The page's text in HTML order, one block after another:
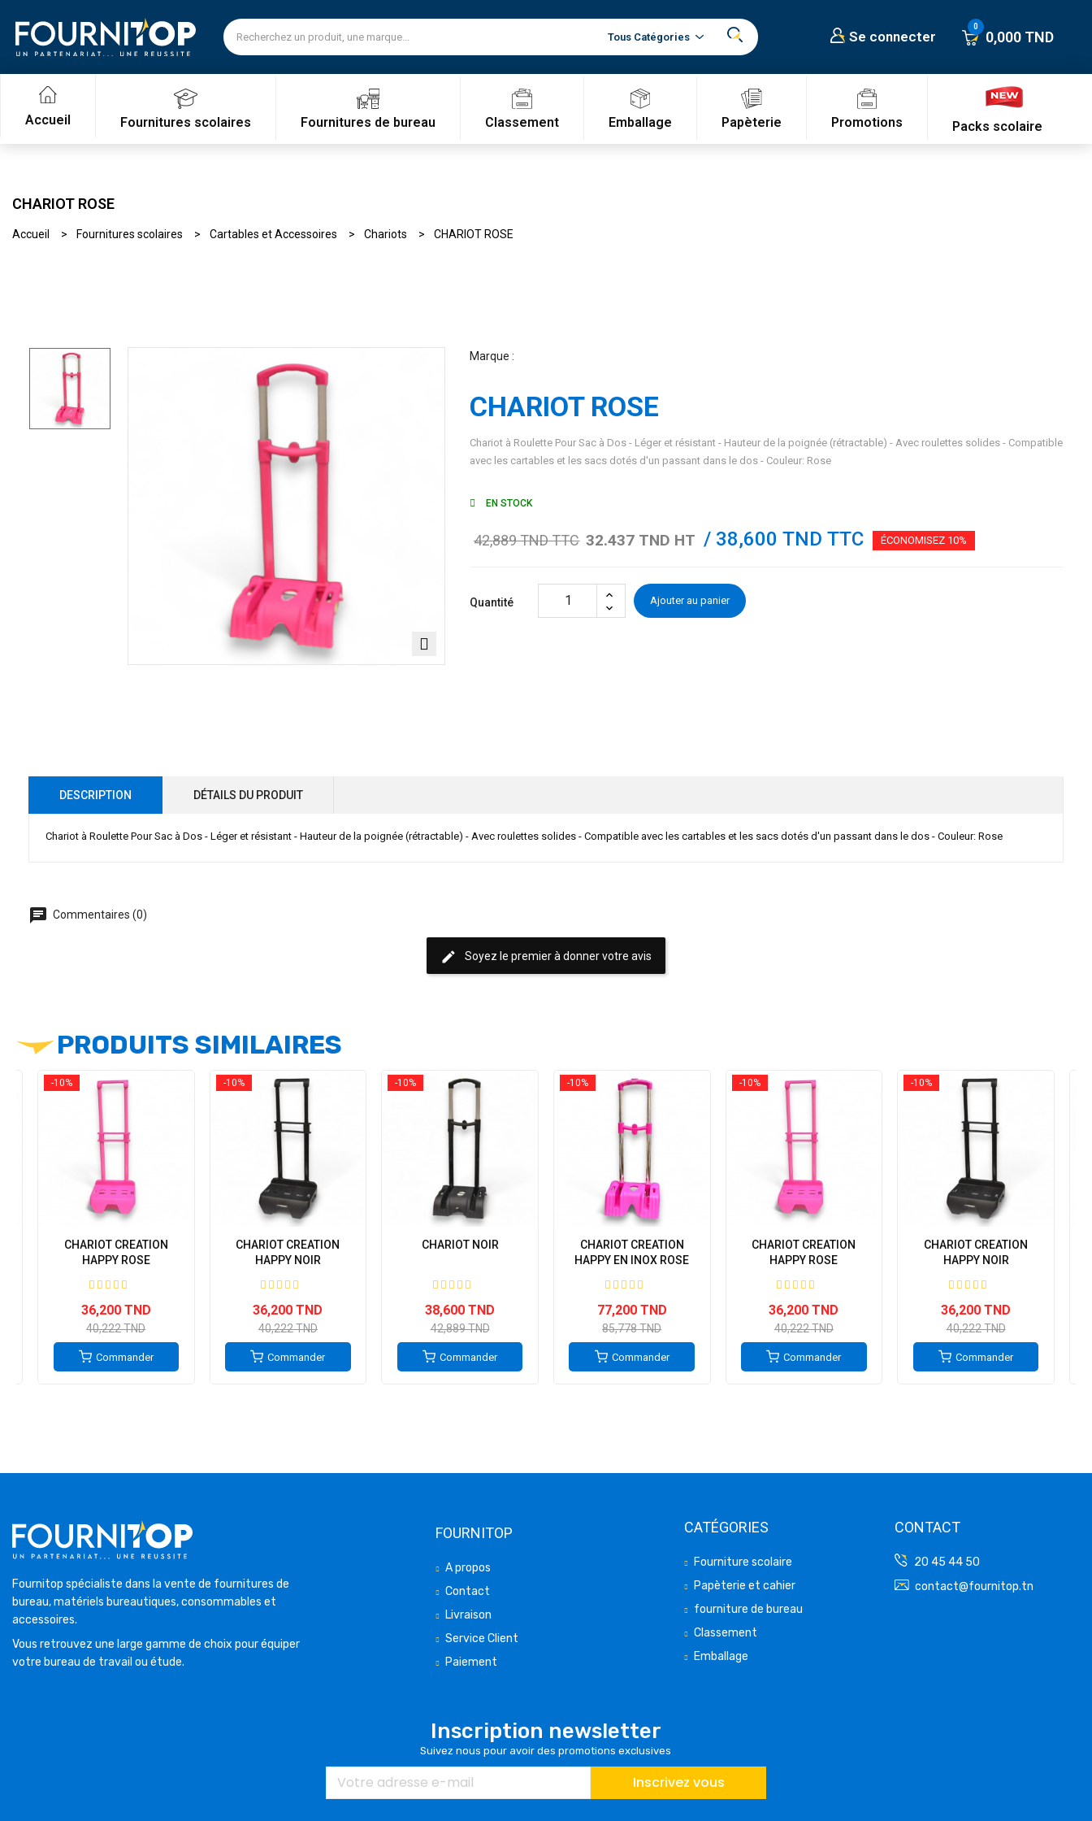
Se connecter 0,000 TND
Accueil Fournitures scolaires Fournitures de bureau Classement Emballage Papèterie Promotions Packs scolaire
CHARIOT ROSE
Accueil Fournitures scolaires Cartables et Accessoires Chariots CHARIOT ROSE
Marque :
CHARIOT ROSE
Chariot à Roulette Pour Sac à Dos - Léger et résistant - Hauteur de la poignée (rétractable) - Avec roulettes solides - Compatible
avec les cartables et les sacs dotés d'un passant dans le dos - Couleur: Rose
EN STOCK
42,889 TND TTC 32.437 TND HT / 38,600 TND TTC ÉCONOMISEZ 10%
Quantité Ajouter au panier
DESCRIPTION DÉTAILS DU PRODUIT
Chariot à Roulette Pour Sac à Dos - Léger et résistant - Hauteur de la poignée (rétractable) - Avec roulettes solides - Compatible avec les cartables et les sacs dotés d'un passant dans le dos - Couleur: Rose
chat Commentaires (0)
edit Soyez le premier à donner votre avis
PRODUITS SIMILAIRES
-10%
CHARIOT CREATION
HAPPY ROSE
36,200 TND
40,222 TND
Commander
-10%
CHARIOT CREATION
HAPPY NOIR
36,200 TND
40,222 TND
Commander
-10%
CHARIOT NOIR
38,600 TND
42,889 TND
Commander
-10%
CHARIOT CREATION
HAPPY EN INOX ROSE
77,200 TND
85,778 TND
Commander
-10%
CHARIOT CREATION
HAPPY ROSE
36,200 TND
40,222 TND
Commander
-10%
CHARIOT CREATION
HAPPY NOIR
36,200 TND
40,222 TND
Commander
Fournitop spécialiste dans la vente de fournitures de
bureau, matériels bureautiques, consommables et
accessoires.
Vous retrouvez une large gamme de choix pour équiper
votre bureau de travail ou étude.
FOURNITOP
A propos
Contact
Livraison
Service Client
Paiement
CATÉGORIES
Fourniture scolaire
Papèterie et cahier
fourniture de bureau
Classement
Emballage
CONTACT
20 45 44 50
contact@fournitop.tn
Inscription newsletter
Suivez nous pour avoir des promotions exclusives
Inscrivez vous